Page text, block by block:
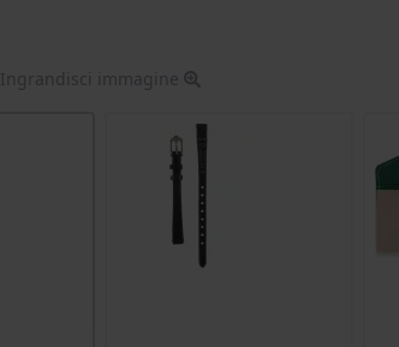
Ingrandisci immagine